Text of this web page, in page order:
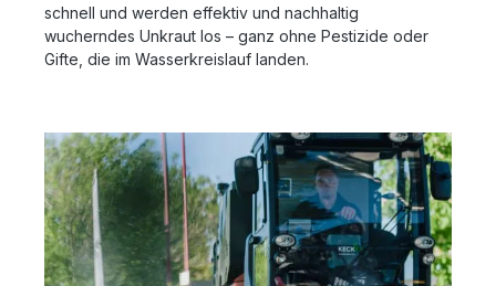
schnell und werden effektiv und nachhaltig
wucherndes Unkraut los – ganz ohne Pestizide oder
Gifte, die im Wasserkreislauf landen.